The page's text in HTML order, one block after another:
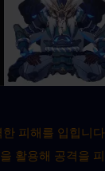
피해를 입힙니
활용해 공격을